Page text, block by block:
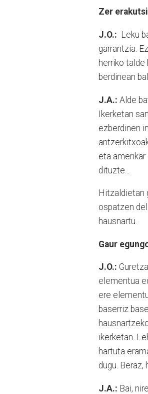
Zer
J.O.: Leku
garrantzia.
herriko
berdinean
J.A.: Alde
Ikerketan
ezberdinen
eta
dituzte...
Hitzaldietan
ospatzen
hausnartu.
Gaur
J.O.:
elementua
ere
baserriz
ikerketan.
hartuta
dugu. Beraz,
J.A.: Bai,